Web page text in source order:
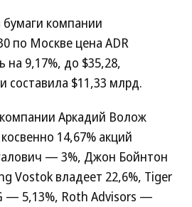
компании
по Москве цена ADR
на 9,17%, до $35,28,
составила $11,33 млрд.
Аркадий Волож
14,67% акций
— 3%, Джон Бойнтон
Vostok владеет 22,6%, Tiger
— 5,13%, Roth Advisors —